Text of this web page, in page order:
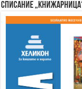
Списание